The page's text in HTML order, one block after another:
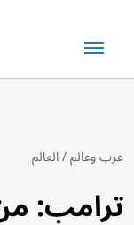
عرب وعالم/العالم
ترامب: